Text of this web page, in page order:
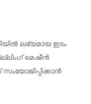
ലഭ്യമായ ഇടം
മെഷീൻ
സംയോജിപ്പിക്കാൻ